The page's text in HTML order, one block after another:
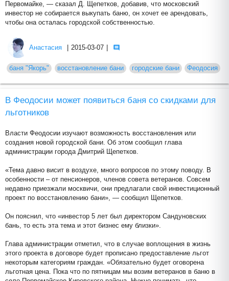
Первомайке, — сказал Д. Щепетков, добавив, что московский
инвестор не собирается выкупать баню, он хочет ее арендовать,
чтобы она осталась городской собственностью.
Анастасия 2015-03-07
баня "Якорь" восстановление бани городские бани Феодосия
В Феодосии может появиться баня со скидками для
льготников
Власти Феодосии изучают возможность восстановления или
создания новой городской бани. Об этом сообщил глава
администрации города Дмитрий Щепетков.
«Тема давно висит в воздухе, много вопросов по этому поводу. В
особенности – от пенсионеров, членов совета ветеранов. Совсем
недавно приезжали москвичи, они предлагали свой инвестиционный
проект по восстановлению бани», — сообщил Щепетков.
Он пояснил, что «инвестор 5 лет был директором Сандуновских
бань, то есть эта тема и этот бизнес ему близки».
Глава администрации отметил, что в случае воплощения в жизнь
этого проекта в договоре будет прописано предоставление льгот
некоторым категориям граждан. «Обязательно будет оговорена
льготная цена. Пока что по пятницам мы возим ветеранов в баню в